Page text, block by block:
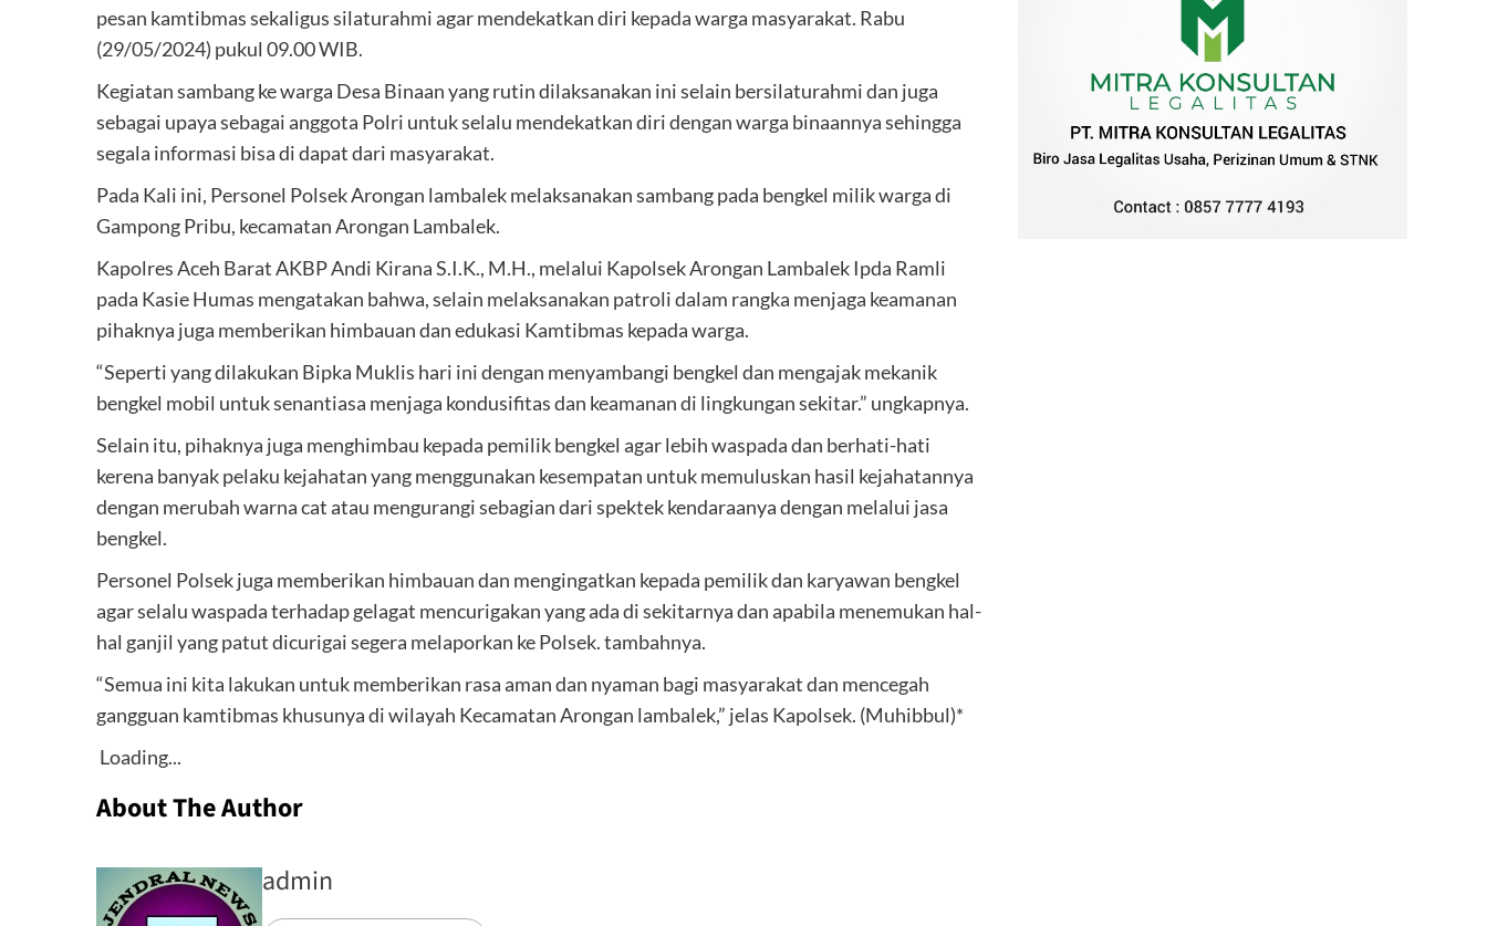
pesan kamtibmas sekaligus silaturahmi agar mendekatkan diri kepada warga masyarakat. Rabu
(29/05/2024) pukul 09.00 WIB.
Kegiatan sambang ke warga Desa Binaan yang rutin dilaksanakan ini selain bersilaturahmi dan juga
sebagai upaya sebagai anggota Polri untuk selalu mendekatkan diri dengan warga binaannya sehingga
segala informasi bisa di dapat dari masyarakat.
Pada Kali ini, Personel Polsek Arongan lambalek melaksanakan sambang pada bengkel milik warga di
Gampong Pribu, kecamatan Arongan Lambalek.
Kapolres Aceh Barat AKBP Andi Kirana S.I.K., M.H., melalui Kapolsek Arongan Lambalek Ipda Ramli
pada Kasie Humas mengatakan bahwa, selain melaksanakan patroli dalam rangka menjaga keamanan
pihaknya juga memberikan himbauan dan edukasi Kamtibmas kepada warga.
“Seperti yang dilakukan Bipka Muklis hari ini dengan menyambangi bengkel dan mengajak mekanik
bengkel mobil untuk senantiasa menjaga kondusifitas dan keamanan di lingkungan sekitar.” ungkapnya.
Selain itu, pihaknya juga menghimbau kepada pemilik bengkel agar lebih waspada dan berhati-hati
kerena banyak pelaku kejahatan yang menggunakan kesempatan untuk memuluskan hasil kejahatannya
dengan merubah warna cat atau mengurangi sebagian dari spektek kendaraanya dengan melalui jasa
bengkel.
Personel Polsek juga memberikan himbauan dan mengingatkan kepada pemilik dan karyawan bengkel
agar selalu waspada terhadap gelagat mencurigakan yang ada di sekitarnya dan apabila menemukan hal-
hal ganjil yang patut dicurigai segera melaporkan ke Polsek. tambahnya.
“Semua ini kita lakukan untuk memberikan rasa aman dan nyaman bagi masyarakat dan mencegah
gangguan kamtibmas khusunya di wilayah Kecamatan Arongan lambalek,” jelas Kapolsek. (Muhibbul)*
Loading...
About The Author
admin